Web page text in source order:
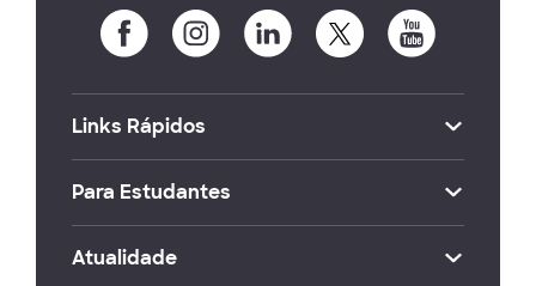
Links Rápidos
Para Estudantes
Atualidade